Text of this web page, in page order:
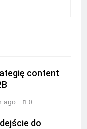
content
ago 0
do